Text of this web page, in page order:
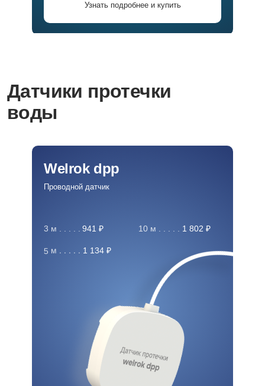
Узнать подробнее и купить
Датчики протечки
воды
Welrok dpp
Проводной датчик
3 м . . . . .
5 м . . . . .
10 м . . . . .
941 ₽
1 134 ₽
1 802 ₽